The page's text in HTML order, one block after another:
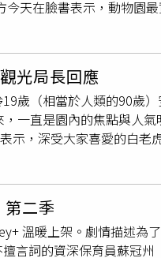
」，她更分享與Ian的合作
言自己從過去害羞、不
最後，她送出三張拍立得
唱孫燕姿〈第一天〉，為
天在臉書表示，動物園
到壽山安置，「瑪莉」奶
靜好」的模樣，撫慰了無
步就能享受泡澡樂趣。即
與醫療照護下，「瑪莉」
生命老去的優雅與淡定。
也能繼續悠哉漫步」。壽
非洲獅「二哥」，如今
光局長回應
歲（相當於人類的90歲
一直是園內的焦點與人氣
示，深受大家喜愛的白老
到高雄，昭海已陪伴市
2019年起面臨慢性腎臟
衝擊，在患病期間仍維持
的陪伴，你在展場自由
也在園內離世。（圖／
位壽山動物園的重量級明星
二季
溫暖上架。劇情描述為
言詞的資深保育員蘇冠州